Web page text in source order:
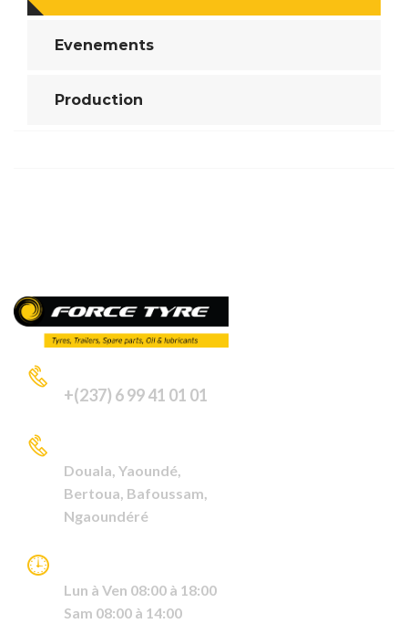
Evenements
Production
+(237) 6 99 41 01 01
Douala, Yaoundé,
Bertoua, Bafoussam,
Ngaoundéré
Lun à Ven 08:00 à 18:00
Sam 08:00 à 14:00